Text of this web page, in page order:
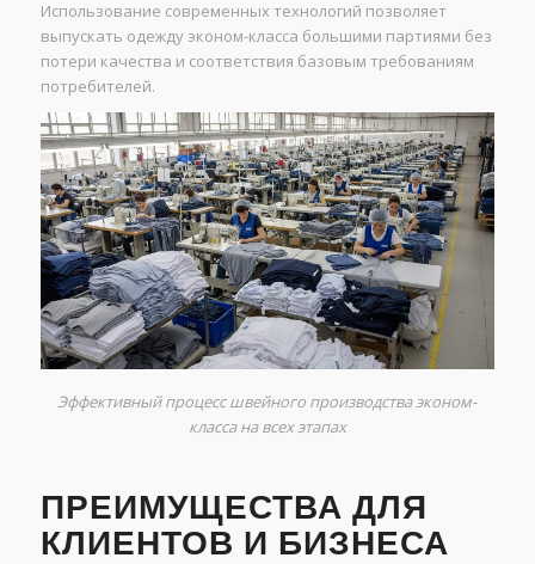
Использование современных технологий позволяет
выпускать одежду эконом-класса большими партиями без
потери качества и соответствия базовым требованиям
потребителей.
Эффективный процесс швейного производства эконом-
класса на всех этапах
ПРЕИМУЩЕСТВА ДЛЯ
КЛИЕНТОВ И БИЗНЕСА